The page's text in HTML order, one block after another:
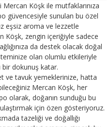
Mercan Köşk ile mutfaklarınıza
güvencesiyle sunulan bu özel
eşsiz aroma ve lezzetle
Köşk, zengin içeriğiyle sadece
da destek olacak doğal
olan olumlu etkileriyle
bir dokunuş katar.
et ve tavuk yemeklerinize, hatta
Mercan Köşk, her
olarak, doğanın sunduğu bu
için özen gösteriyoruz.
tazeliği ve doğallığı